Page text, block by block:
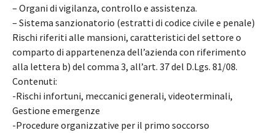
– Organi di vigilanza, controllo e assistenza.
– Sistema sanzionatorio (estratti di codice civile e penale)
Rischi riferiti alle mansioni, caratteristici del settore o
comparto di appartenenza dell’azienda con riferimento
alla lettera b) del comma 3, all’art. 37 del D.Lgs. 81/08.
Contenuti:
-Rischi infortuni, meccanici generali, videoterminali,
Gestione emergenze
-Procedure organizzative per il primo soccorso